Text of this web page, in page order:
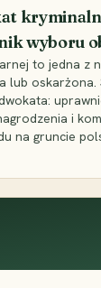
wyboru
to jedna z
lub
i
na gruncie